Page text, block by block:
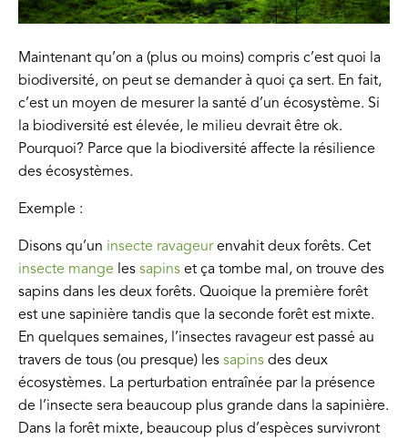
Maintenant qu’on a (plus ou moins) compris c’est quoi la
biodiversité, on peut se demander à quoi ça sert. En fait,
c’est un moyen de mesurer la santé d’un écosystème. Si
la biodiversité est élevée, le milieu devrait être ok.
Pourquoi? Parce que la biodiversité affecte la résilience
des écosystèmes.
Exemple :
Disons qu’un insecte ravageurenvahit deux forêts. Cet
insecte mange les sapins et ça tombe mal, on trouve des
sapins dans les deux forêts. Quoique la première forêt
est une sapinière tandis que la seconde forêt est mixte.
En quelques semaines, l’insectes ravageur est passé au
travers de tous (ou presque) les sapins des deux
écosystèmes. La perturbation entraînée par la présence
de l’insecte sera beaucoup plus grande dans la sapinière.
Dans la forêt mixte, beaucoup plus d’espèces survivront